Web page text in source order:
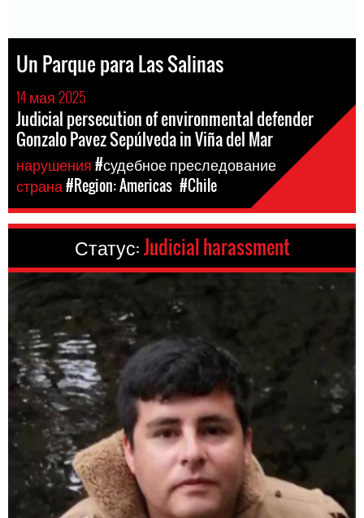
Un Parque para Las Salinas
14 мая 2025
Judicial persecution of environmental defender
Gonzalo Pavez Sepúlveda in Viña del Mar
нарушения#судебное преследование
страна#Region: Americas #Chile
Статус:Judicial harassment